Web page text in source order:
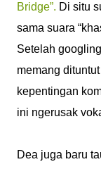
Bridge”. Di situ
sama suara
Setelah
memang
kepentingan
ini ngerusak
Dea juga baru